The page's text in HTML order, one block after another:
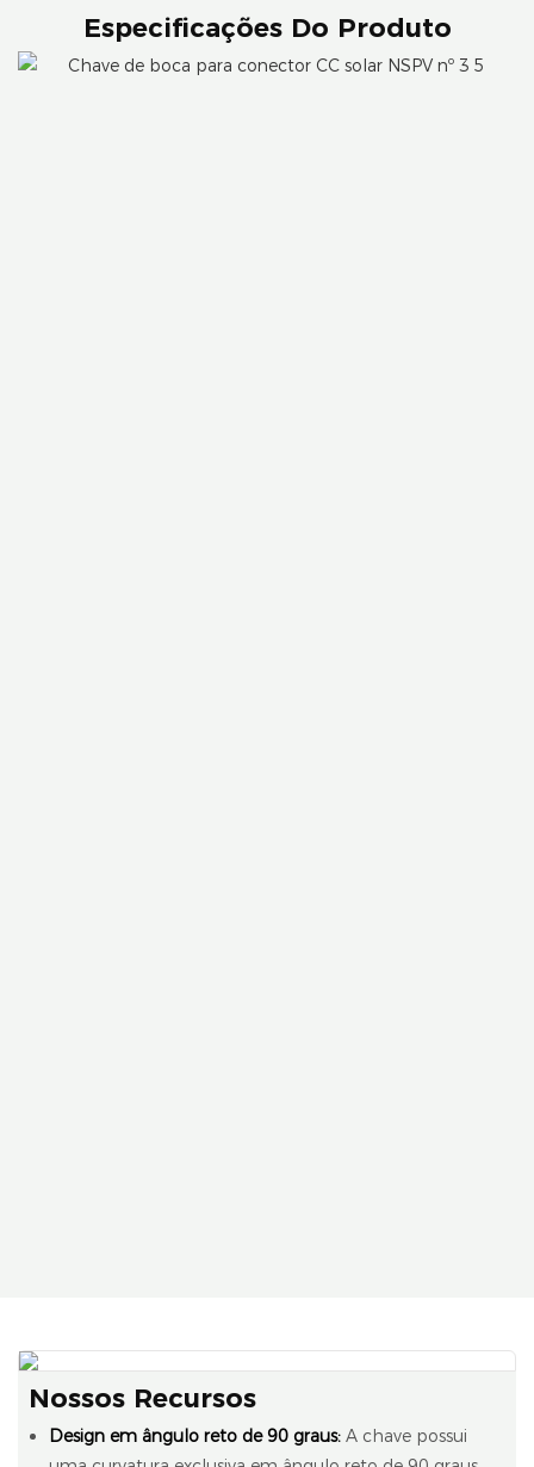
Especificações Do Produto
Nossos Recursos
Design em ângulo reto de 90 graus:A chave possui